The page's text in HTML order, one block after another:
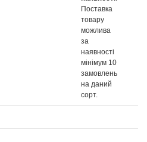
Поставка
товару
можлива
за
наявності
мінімум 10
замовлень
на даний
сорт.